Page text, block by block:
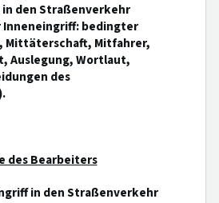
den Straßenverkehr
bedingter
Mittäterschaft, Mitfahrer,
Auslegung, Wortlaut,
des
des Bearbeiters
in den Straßenverkehr